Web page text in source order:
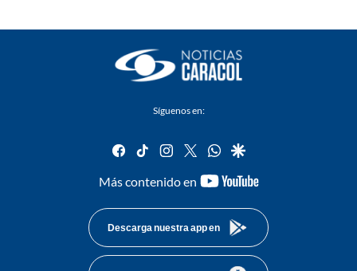
Síguenos en:
facebook
tiktok instagram
twitterwhatsapp
google
Más contenido en
youtube-
Descarga nuestra app en